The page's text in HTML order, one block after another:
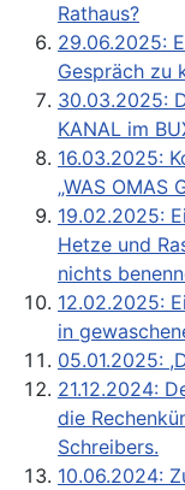
Rathaus?
29.06.2025:
Gespräch zu
30.03.2025:
KANAL im
16.03.2025:
„WAS OMAS
19.02.2025:
Hetze und
nichts
12.02.2025:
in
05.01.2025:
21.12.2024:
die
Schreibers.
10.06.2024: